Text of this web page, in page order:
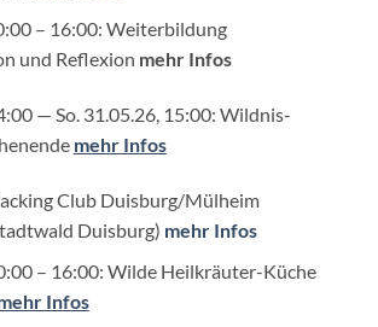
– 16:00: Weiterbildung
und Reflexion mehr Infos
— So. 31.05.26, 15:00: Wildnis-
mehr Infos
Club Duisburg/Mülheim
Duisburg) mehr Infos
– 16:00: Wilde Heilkräuter-Küche
Infos